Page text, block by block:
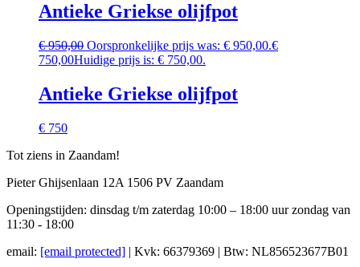
Antieke Griekse olijfpot
€950,00 Oorspronkelijke prijs was: € 950,00.€
750,00Huidige prijs is: € 750,00.
Antieke Griekse olijfpot
€ 750
Tot ziens in Zaandam!
Pieter Ghijsenlaan 12A 1506 PV Zaandam
Openingstijden: dinsdag t/m zaterdag 10:00 – 18:00 uur zondag van
11:30 - 18:00
email: [email protected] | Kvk: 66379369 | Btw: NL856523677B01